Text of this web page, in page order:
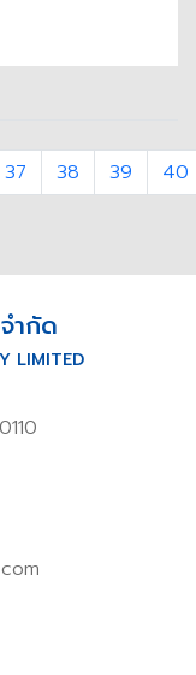
37 38 39 40
ำกัด
LIMITED